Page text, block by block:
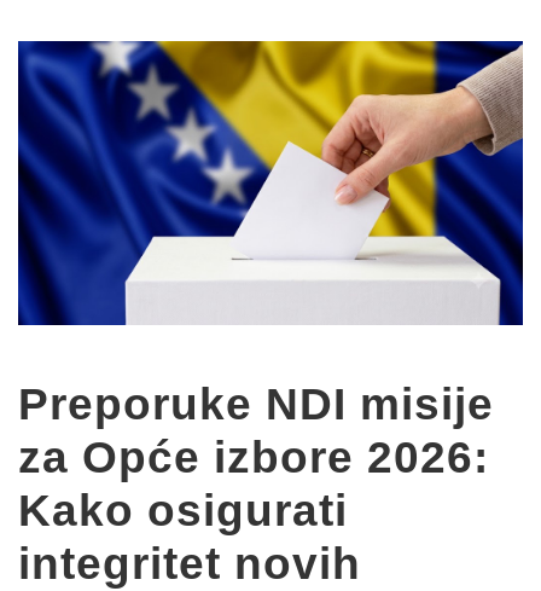
Preporuke NDI misije
za Opće izbore 2026:
Kako osigurati
integritet novih